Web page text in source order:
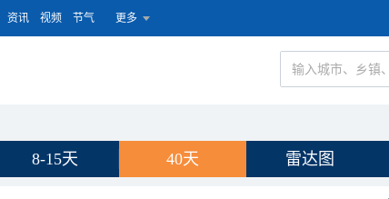
资讯 视频 节气 更多
8-15天 40天 雷达图